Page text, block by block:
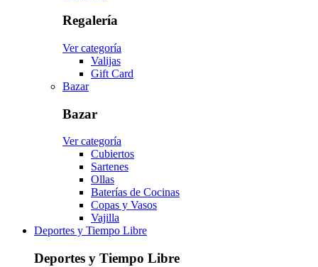
Regalería
Ver categoría
Valijas
Gift Card
Bazar
Bazar
Ver categoría
Cubiertos
Sartenes
Ollas
Baterías de Cocinas
Copas y Vasos
Vajilla
Deportes y Tiempo Libre
Deportes y Tiempo Libre